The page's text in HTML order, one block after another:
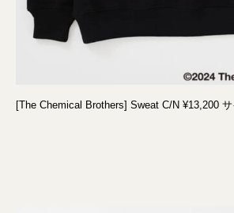
[The Chemical Brothers] Sweat C/N ¥13,200